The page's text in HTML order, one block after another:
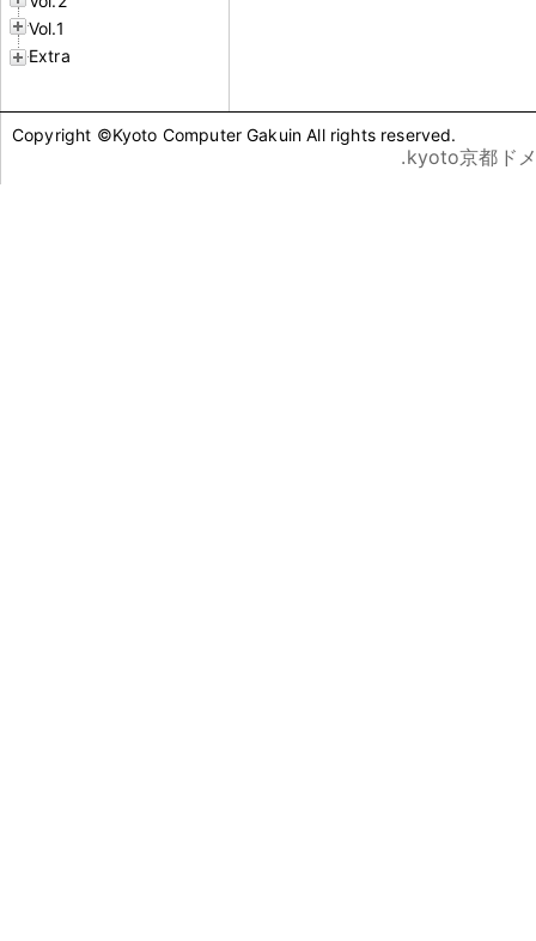
Vol.1
Extra
Copyright ©Kyoto Computer Gakuin All rights reserved.
.kyoto京都ド